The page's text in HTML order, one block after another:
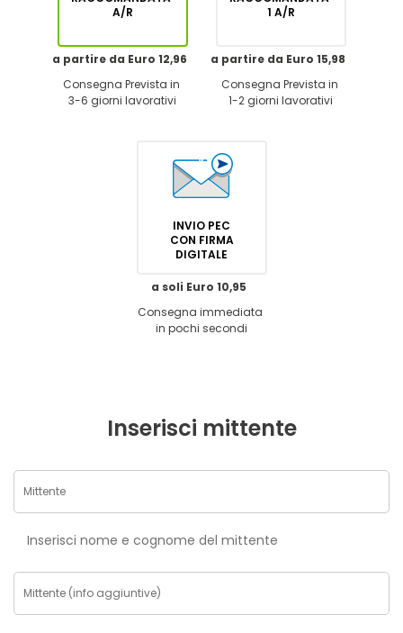
A/R
a partire da Euro 12,96
Consegna Prevista in
3-6 giorni lavorativi
1 A/R
a partire da Euro 15,98
Consegna Prevista in
1-2 giorni lavorativi
INVIO PEC
CON FIRMA
DIGITALE
a soli Euro 10,95
Consegna immediata
in pochi secondi
Inserisci mittente
Inserisci nome e cognome del mittente